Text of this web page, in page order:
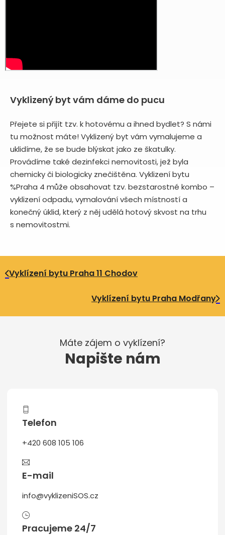
Vyklizený byt vám dáme do pucu
Přejete si přijít tzv. k hotovému a ihned bydlet? S námi
tu možnost máte! Vyklizený byt vám vymalujeme a
uklidíme, že se bude blýskat jako ze škatulky.
Provádíme také dezinfekci nemovitosti, jež byla
chemicky či biologicky znečištěna. Vyklizení bytu
%Praha 4 může obsahovat tzv. bezstarostné kombo –
vyklizení odpadu, vymalování všech místností a
konečný úklid, který z něj udělá hotový skvost na trhu
s nemovitostmi.
Vyklízení bytu Praha 11 Chodov
Vyklízení bytu Praha Modřany
Máte zájem o vyklízení?
Napište nám
Telefon
+420 608 105 106
E-mail
info@vyklizeniSOS.cz
Pracujeme 24/7